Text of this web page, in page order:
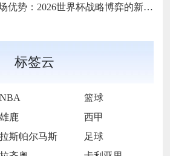
势：2026世界杯战略博弈的新变量
标签云
NBA
篮球
雄鹿
西甲
拉斯帕尔马斯
足球